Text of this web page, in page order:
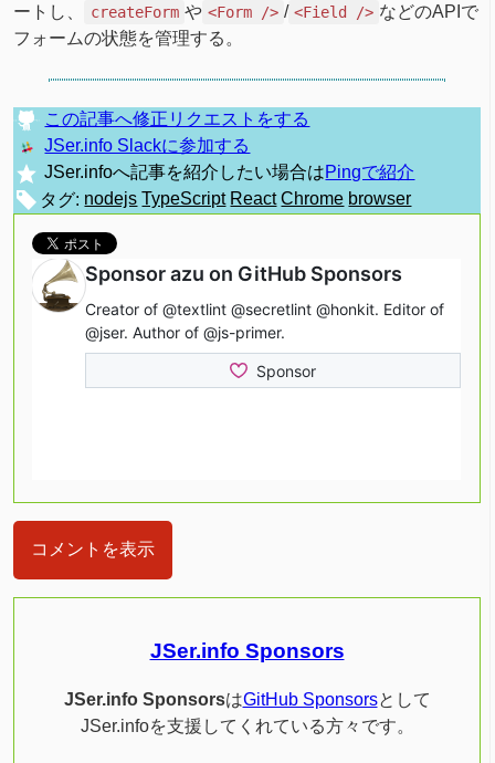
ートし、
createForm や <Form /> / <Field /> などのAPIで
フォームの状態を管理する。
この記事へ修正リクエストをする
JSer.info Slackに参加する
JSer.infoへ記事を紹介したい場合はPingで紹介
タグ: nodejs TypeScript React Chrome browser
コメントを表示
JSer.info Sponsors
JSer.info SponsorsはGitHub Sponsorsとして
JSer.infoを支援してくれている方々です。